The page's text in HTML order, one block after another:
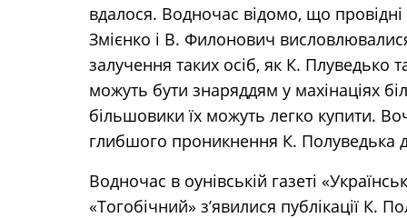
вдалося. Водночас відомо, що провідні
Змієнко і В. Филонович
залучення таких осіб, як К. Плуведько
можуть бути знаряддям у махінаціях
більшовики їх можуть легко купити.
глибшого проникнення К. Полуведька
Водночас в оунівській газеті
«Тогобічний» з’явилися публікації К.